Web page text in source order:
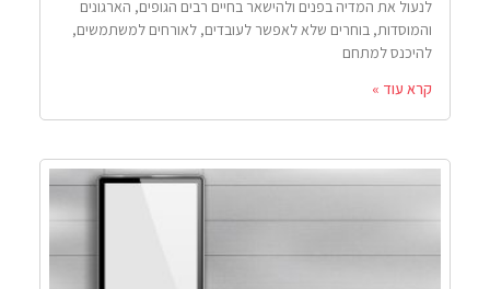
לנעול את המדיה בפנים ולהישאר בחיים רבים הגופים, הארגונים
והמוסדות, בוחרים שלא לאפשר לעובדים, לאורחים למשתמשים,
להיכנס למתחם
קרא עוד »